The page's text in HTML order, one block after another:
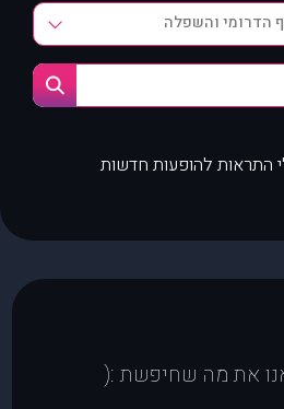
הדרומי והשפלה
התראות להופעות חדשות
את מה שחיפשת :(